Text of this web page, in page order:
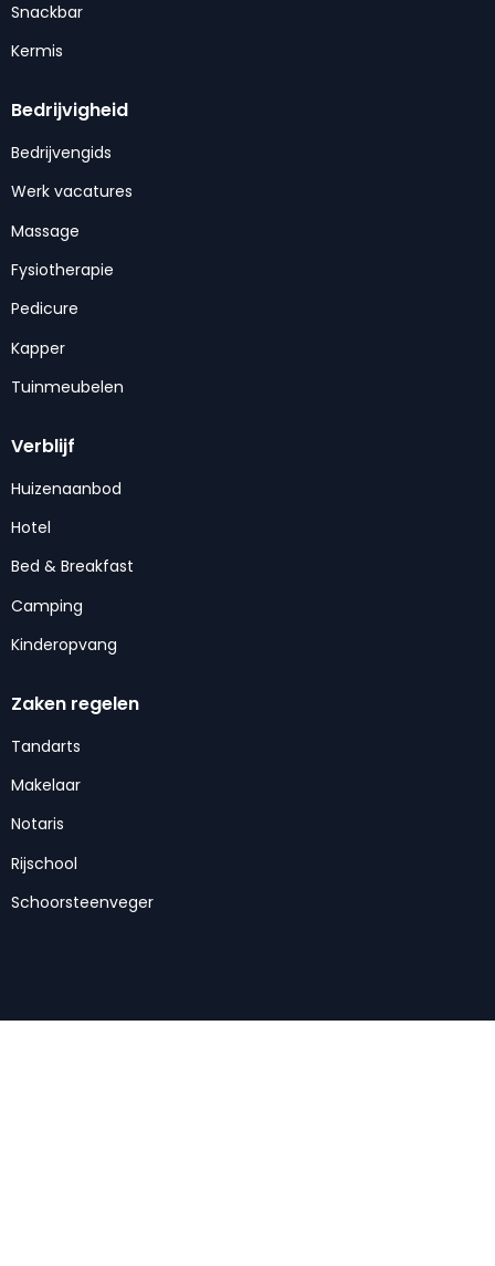
Snackbar
Kermis
Bedrijvigheid
Bedrijvengids
Werk vacatures
Massage
Fysiotherapie
Pedicure
Kapper
Tuinmeubelen
Verblijf
Huizenaanbod
Hotel
Bed & Breakfast
Camping
Kinderopvang
Zaken regelen
Tandarts
Makelaar
Notaris
Rijschool
Schoorsteenveger